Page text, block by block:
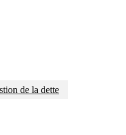
de la dette